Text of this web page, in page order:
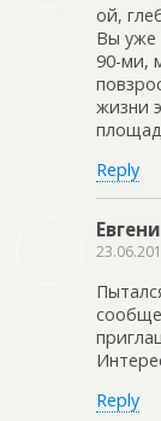
ой,
Вы уже
90-ми,
жизни
Reply
Reply